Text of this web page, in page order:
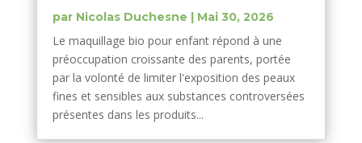
par Nicolas Duchesne | Mai 30, 2026
Le maquillage bio pour enfant répond à une
préoccupation croissante des parents, portée
par la volonté de limiter l'exposition des peaux
fines et sensibles aux substances controversées
présentes dans les produits...